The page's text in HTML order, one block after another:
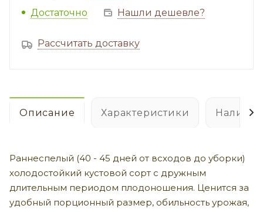
Достаточно Нашли дешевле?
Рассчитать доставку
Описание Характеристики
Раннеспелый (40 - 45 дней от всходов до уборки)
холодостойкий кустовой сорт с дружным
длительным периодом плодоношения. Ценится за
удобный порционный размер, обильность урожая,